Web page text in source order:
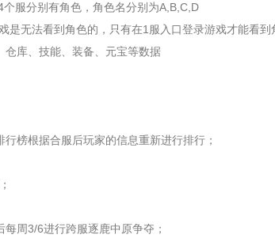
服分别有角色，角色名分别为A,B,C,D
是无法看到角色的，只有在1服入口登录游戏才能看到
库、技能、装备、元宝等数据
榜根据合服后玩家的信息重新进行排行；
周3/6进行跨服逐鹿中原争夺；